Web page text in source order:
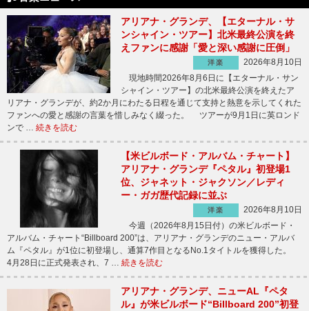
アリアナ・グランデ、【エターナル・サ
ンシャイン・ツアー】北米最終公演を終
えファンに感謝「愛と深い感謝に圧倒」
洋楽
2026年8月10日
現地時間2026年8月6日に【エターナル・サン
シャイン・ツアー】の北米最終公演を終えたア
リアナ・グランデが、約2か月にわたる日程を通じて支持と熱意を示してくれた
ファンへの愛と感謝の言葉を惜しみなく綴った。 ツアーが9月1日に英ロンド
ンで … 続きを読む
【米ビルボード・アルバム・チャート】
アリアナ・グランデ『ペタル』初登場1
位、ジャネット・ジャクソン／レディ
ー・ガガ歴代記録に並ぶ
洋楽
2026年8月10日
今週（2026年8月15日付）の米ビルボード・
アルバム・チャート“Billboard 200”は、アリアナ・グランデのニュー・アルバ
ム『ペタル』が1位に初登場し、通算7作目となるNo.1タイトルを獲得した。
4月28日に正式発表され、7 … 続きを読む
アリアナ・グランデ、ニューAL『ペタ
ル』が米ビルボード“Billboard 200”初登